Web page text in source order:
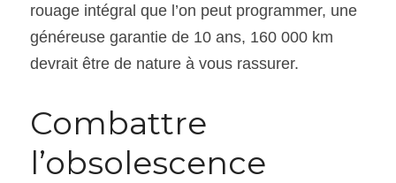
rouage intégral que l’on peut programmer, une
généreuse garantie de 10 ans, 160 000 km
devrait être de nature à vous rassurer.
Combattre
l’obsolescence